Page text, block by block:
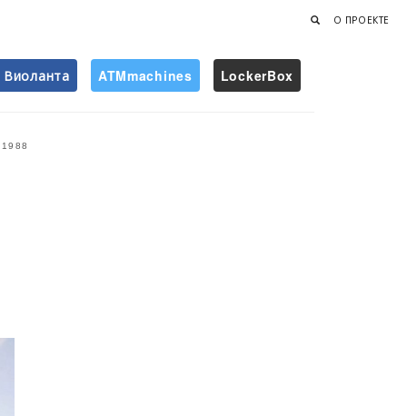
О ПРОЕКТЕ
Виоланта ATMmachines LockerBox
1988